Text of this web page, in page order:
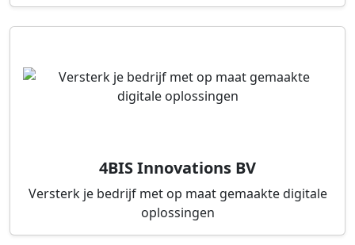
4BIS Innovations BV
Versterk je bedrijf met op maat gemaakte digitale
oplossingen